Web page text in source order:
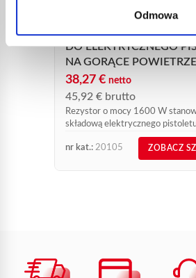
Odmowa
DO ELEKTRYCZNEGO
NA GORĄCE
38,27 € netto
45,92 € brutto
Rezystor o mocy 1600 W
składową elektrycznego
powietrze nr kat. 2020. Można
część zamienną Express nr kat....
nr kat.: 20105 ZOBACZ